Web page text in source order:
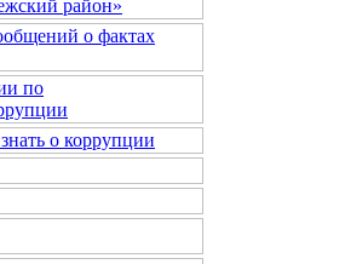
район»
о фактах
по
о коррупции